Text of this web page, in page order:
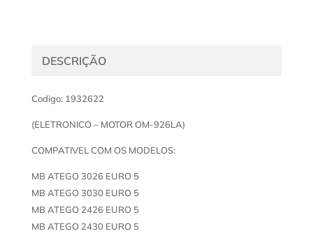
DESCRIÇÃO
Codigo: 1932622
(ELETRONICO – MOTOR OM-926LA)
COMPATIVEL COM OS MODELOS:
MB ATEGO 3026 EURO 5
MB ATEGO 3030 EURO 5
MB ATEGO 2426 EURO 5
MB ATEGO 2430 EURO 5